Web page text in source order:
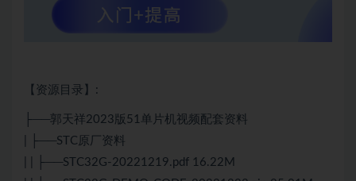
【资源目录】:
├──郭天祥2023版51单片机视频配套资料
| ├──STC原厂资料
| | ├──STC32G-20221219.pdf 16.22M